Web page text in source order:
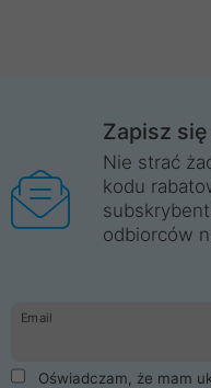
Zapisz
Nie strać
kodu
odbiorców
Email
Oświadczam, że mam